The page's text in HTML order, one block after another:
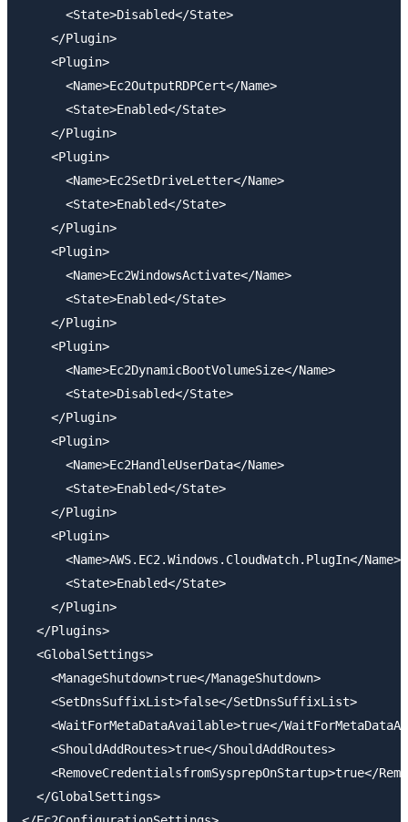
      <State>Disabled</State>
    </Plugin>
    <Plugin>
      <Name>Ec2OutputRDPCert</Name>
      <State>Enabled</State>
    </Plugin>
    <Plugin>
      <Name>Ec2SetDriveLetter</Name>
      <State>Enabled</State>
    </Plugin>
    <Plugin>
      <Name>Ec2WindowsActivate</Name>
      <State>Enabled</State>
    </Plugin>
    <Plugin>
      <Name>Ec2DynamicBootVolumeSize</Name>
      <State>Disabled</State>
    </Plugin>
    <Plugin>
      <Name>Ec2HandleUserData</Name>
      <State>Enabled</State>
    </Plugin>
    <Plugin>
      <Name>AWS.EC2.Windows.CloudWatch.PlugIn</Name>
      <State>Enabled</State>
    </Plugin>
  </Plugins>
  <GlobalSettings>
    <ManageShutdown>true</ManageShutdown>
    <SetDnsSuffixList>false</SetDnsSuffixList>
<WaitForMetaDataAvailable>true</
    <ShouldAddRoutes>true</ShouldAddRoutes>
<RemoveCredentialsfromSysprepOnStartup>true</
  </GlobalSettings>